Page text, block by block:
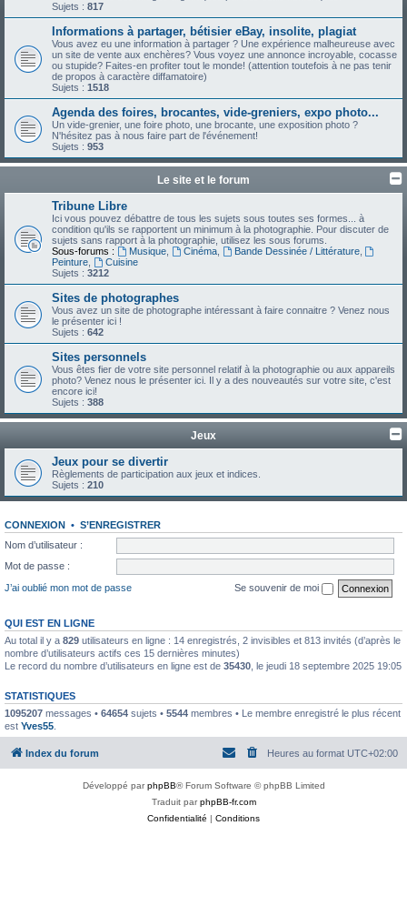
Sujets : 817
Informations à partager, bétisier eBay, insolite, plagiat
Vous avez eu une information à partager ? Une expérience malheureuse avec
un site de vente aux enchères? Vous voyez une annonce incroyable, cocasse
ou stupide? Faites-en profiter tout le monde! (attention toutefois à ne pas tenir
de propos à caractère diffamatoire)
Sujets : 1518
Agenda des foires, brocantes, vide-greniers, expo photo...
Un vide-grenier, une foire photo, une brocante, une exposition photo ?
N'hésitez pas à nous faire part de l'événement!
Sujets : 953
Le site et le forum
Tribune Libre
Ici vous pouvez débattre de tous les sujets sous toutes ses formes... à
condition qu'ils se rapportent un minimum à la photographie. Pour discuter de
sujets sans rapport à la photographie, utilisez les sous forums.
Sous-forums :
Musique, Cinéma, Bande Dessinée / Littérature,
Peinture
Cuisine
Sujets : 3212
Sites de photographes
Vous avez un site de photographe intéressant à faire connaitre ? Venez nous
le présenter ici !
Sujets : 642
Sites personnels
Vous êtes fier de votre site personnel relatif à la photographie ou aux appareils
photo? Venez nous le présenter ici. Il y a des nouveautés sur votre site, c'est
encore ici!
Sujets : 388
Jeux
Jeux pour se divertir
Règlements de participation aux jeux et indices.
Sujets : 210
CONNEXION • S’ENREGISTRER
Nom d’utilisateur :
Mot de passe :
J’ai oublié mon mot de passe
Se souvenir de moi
QUI EST EN LIGNE
Au total il y a 829 utilisateurs en ligne : 14 enregistrés, 2 invisibles et 813 invités (d’après le
nombre d’utilisateurs actifs ces 15 dernières minutes)
Le record du nombre d’utilisateurs en ligne est de 35430 , le jeudi 18 septembre 2025 19:05
STATISTIQUES
1095207 messages • 64654 sujets • 5544 membres • Le membre enregistré le plus récent
est Yves55
Index du forum Heures au format UTC+02:00
Développé parphpBB® Forum Software © phpBB Limited
Traduit parphpBB-fr.com
Confidentialité | Conditions